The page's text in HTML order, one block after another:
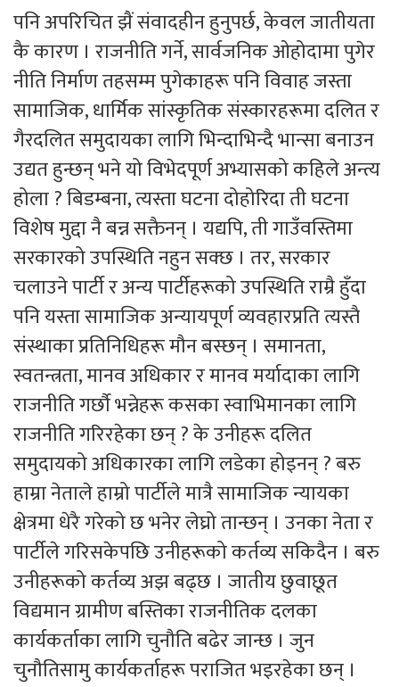
पनि अपरिचित झैं संवादहीन हुनुपर्छ, केवल जातीयता
कै कारण । राजनीति गर्ने, सार्वजनिक ओहोदामा पुगेर
नीति निर्माण तहसम्म पुगेकाहरू पनि विवाह जस्ता
सामाजिक, धार्मिक सांस्कृतिक संस्कारहरूमा दलित र
गैरदलित समुदायका लागि भिन्दाभिन्दै भान्सा बनाउन
उद्यत हुन्छन् भने यो विभेदपूर्ण अभ्यासको कहिले अन्त्य
होला ? बिडम्बना, त्यस्ता घटना दोहोरिदा ती घटना
विशेष मुद्दा नै बन्न सक्तैनन् । यद्यपि, ती गाउँवस्तिमा
सरकारको उपस्थिति नहुन सक्छ । तर, सरकार
चलाउने पार्टी र अन्य पार्टीहरूको उपस्थिति राम्रै हुँदा
पनि यस्ता सामाजिक अन्यायपूर्ण व्यवहारप्रति त्यस्तै
संस्थाका प्रतिनिधिहरू मौन बस्छन् । समानता,
स्वतन्त्रता, मानव अधिकार र मानव मर्यादाका लागि
राजनीति गर्छौ भन्नेहरू कसका स्वाभिमानका लागि
राजनीति गरिरहेका छन् ? के उनीहरू दलित
समुदायको अधिकारका लागि लडेका होइनन् ? बरु
हाम्रा नेताले हाम्रो पार्टीले मात्रै सामाजिक न्यायका
क्षेत्रमा धेरै गरेको छ भनेर लेघ्रो तान्छन् । उनका नेता र
पार्टीले गरिसकेपछि उनीहरूको कर्तव्य सकिदैन । बरु
उनीहरूको कर्तव्य अझ बढ्छ । जातीय छुवाछूत
विद्यमान ग्रामीण बस्तिका राजनीतिक दलका
कार्यकर्ताका लागि चुनौति बढेर जान्छ । जुन
चुनौतिसामु कार्यकर्ताहरू पराजित भइरहेका छन् ।